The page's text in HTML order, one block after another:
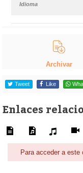
Idioma
Archivar
Tweet Like
Enlaces
Para acceder a